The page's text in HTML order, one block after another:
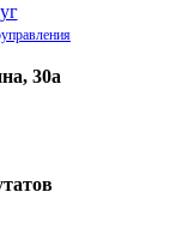
30а